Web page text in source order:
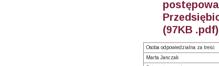
(97KB .pdf)
Osoba odpowiedzialna za treść
Marta Janczak